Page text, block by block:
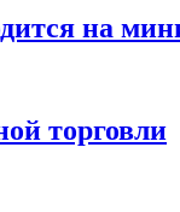
на
торговли